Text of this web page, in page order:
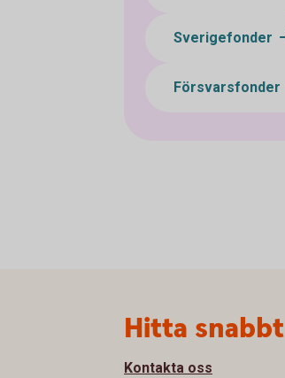
Sverigefonder
Försvarsfonder
Hitta snabbt
Kontakta oss